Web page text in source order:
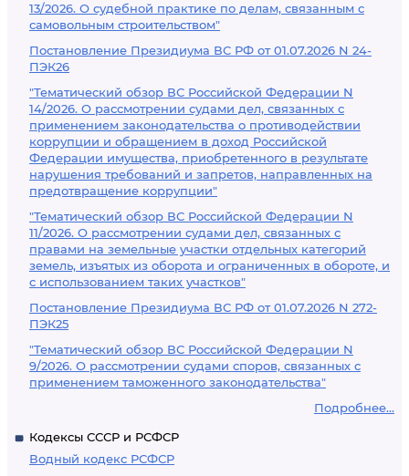
13/2026. О судебной практике по делам, связанным с
самовольным строительством"
Постановление Президиума ВС РФ от 01.07.2026 N 24-
ПЭК26
"Тематический обзор ВС Российской Федерации N
14/2026. О рассмотрении судами дел, связанных с
применением законодательства о противодействии
коррупции и обращением в доход Российской
Федерации имущества, приобретенного в результате
нарушения требований и запретов, направленных на
предотвращение коррупции"
"Тематический обзор ВС Российской Федерации N
11/2026. О рассмотрении судами дел, связанных с
правами на земельные участки отдельных категорий
земель, изъятых из оборота и ограниченных в обороте, и
с использованием таких участков"
Постановление Президиума ВС РФ от 01.07.2026 N 272-
ПЭК25
"Тематический обзор ВС Российской Федерации N
9/2026. О рассмотрении судами споров, связанных с
применением таможенного законодательства"
Подробнее...
Кодексы СССР и РСФСР
Водный кодекс РСФСР